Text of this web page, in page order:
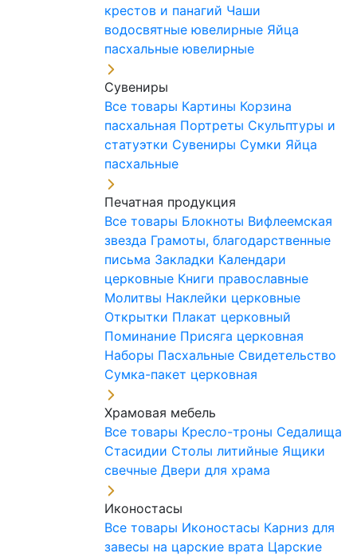
крестов и панагий Чаши
водосвятные ювелирные Яйца
пасхальные ювелирные
Сувениры
Все товары Картины Корзина
пасхальная Портреты Скульптуры и
статуэтки Сувениры Сумки Яйца
пасхальные
Печатная продукция
Все товары Блокноты Вифлеемская
звезда Грамоты, благодарственные
письма Закладки Календари
церковные Книги православные
Молитвы Наклейки церковные
Открытки Плакат церковный
Поминание Присяга церковная
Наборы Пасхальные Свидетельство
Сумка-пакет церковная
Храмовая мебель
Все товары Кресло-троны Седалища
Стасидии Столы литийные Ящики
свечные Двери для храма
Иконостасы
Все товары Иконостасы Карниз для
завесы на царские врата Царские